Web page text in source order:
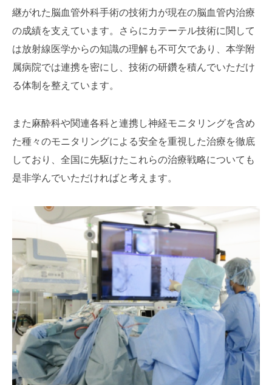
継がれた脳血管外科手術の技術力が現在の脳血管内治療
の成績を支えています。さらにカテーテル技術に関して
は放射線医学からの知識の理解も不可欠であり、本学附
属病院では連携を密にし、技術の研鑽を積んでいただけ
る体制を整えています。
また麻酔科や関連各科と連携し神経モニタリングを含め
た種々のモニタリングによる安全を重視した治療を徹底
しており、全国に先駆けたこれらの治療戦略についても
是非学んでいただければと考えます。